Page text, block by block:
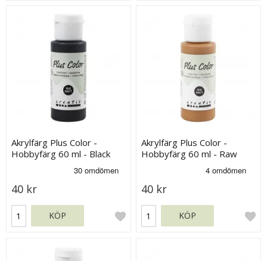
Akrylfärg Plus Color -
Hobbyfärg 60 ml - Black
40 kr
KÖP
Akrylfärg Plus Color -
Hobbyfärg 60 ml - Raw
40 kr
KÖP